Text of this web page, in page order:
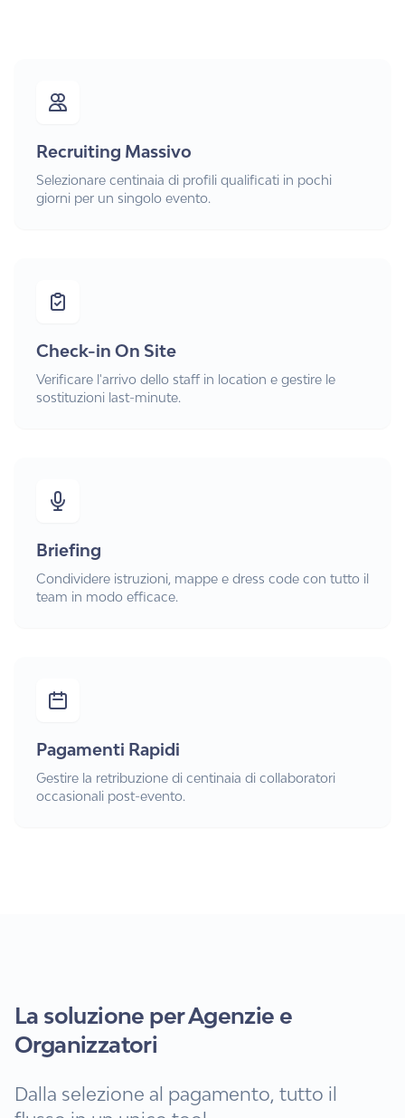
Recruiting Massivo
Selezionare centinaia di profili qualificati in pochi
giorni per un singolo evento.
Check-in On Site
Verificare l'arrivo dello staff in location e gestire le
sostituzioni last-minute.
Briefing
Condividere istruzioni, mappe e dress code con tutto il
team in modo efficace.
Pagamenti Rapidi
Gestire la retribuzione di centinaia di collaboratori
occasionali post-evento.
La soluzione per Agenzie e
Organizzatori
Dalla selezione al pagamento, tutto il